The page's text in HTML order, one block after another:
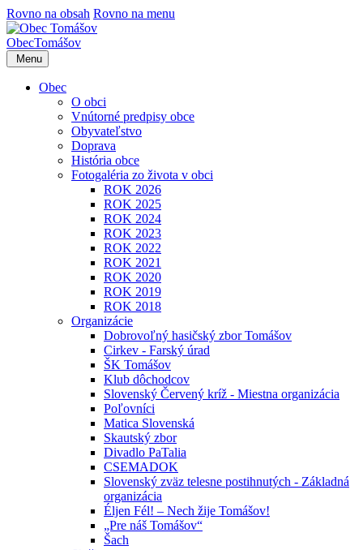
Rovno na obsah Rovno na menu
ObecTomášov
Menu
Obec
O obci
Vnútorné predpisy obce
Obyvateľstvo
Doprava
História obce
Fotogaléria zo života v obci
ROK 2026
ROK 2025
ROK 2024
ROK 2023
ROK 2022
ROK 2021
ROK 2020
ROK 2019
ROK 2018
Organizácie
Dobrovoľný hasičský zbor Tomášov
Cirkev - Farský úrad
ŠK Tomášov
Klub dôchodcov
Slovenský Červený kríž - Miestna organizácia
Poľovníci
Matica Slovenská
Skautský zbor
Divadlo PaTalia
CSEMADOK
Slovenský zväz telesne postihnutých - Základná
organizácia
Éljen Fél! – Nech žije Tomášov!
„Pre náš Tomášov“
Šach